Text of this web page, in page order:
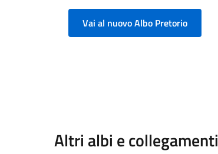
Vai al nuovo Albo Pretorio
Altri albi e collegamenti